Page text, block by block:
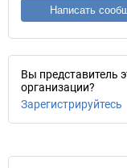
Написать
Вы представитель
организации?
Зарегистрируйтесь